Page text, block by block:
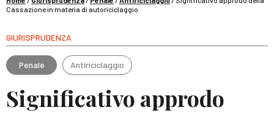
Cassazione in materia di autoriciclaggio
GIURISPRUDENZA
Penale Antiriciclaggio
Significativo approdo